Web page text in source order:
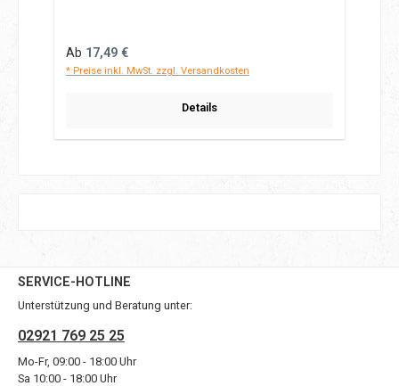
Regulärer Preis:
Ab 17,49 €
* Preise inkl. MwSt. zzgl. Versandkosten
Details
SERVICE-HOTLINE
Unterstützung und Beratung unter:
02921 769 25 25
Mo-Fr, 09:00 - 18:00 Uhr
Sa 10:00 - 18:00 Uhr